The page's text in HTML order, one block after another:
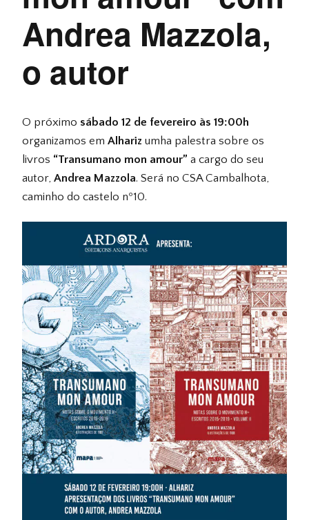
Andrea Mazzola,
o autor
O próximo sábado 12 de fevereiro às 19:00h
organizamos em Alhariz umha palestra sobre os
livros “Transumano mon amour” a cargo do seu
autor, Andrea Mazzola. Será no CSA Cambalhota,
caminho do castelo nº10.